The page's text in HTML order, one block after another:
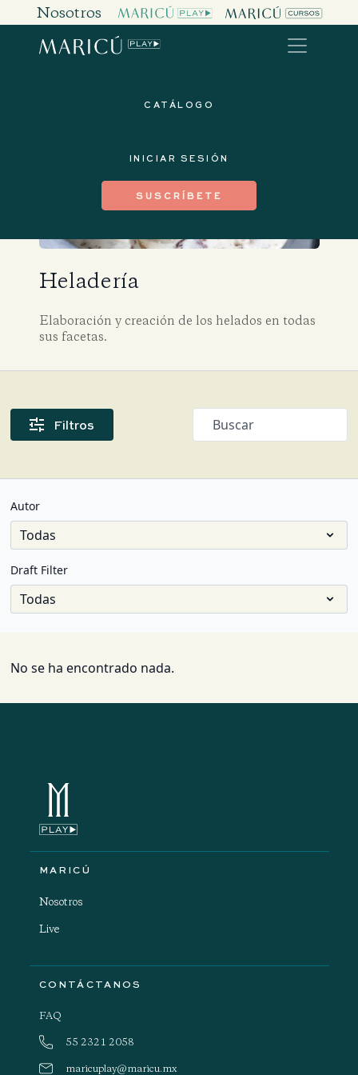
Nosotros
CATÁLOGO
INICIAR SESIÓN
SUSCRÍBETE
Heladería
Elaboración y creación de los helados en todas
sus facetas.
Filtros
Autor
Draft Filter
No se ha encontrado nada.
MARICÚ
Nosotros
Live
CONTÁCTANOS
FAQ
55 2321 2058
maricuplay@maricu.mx